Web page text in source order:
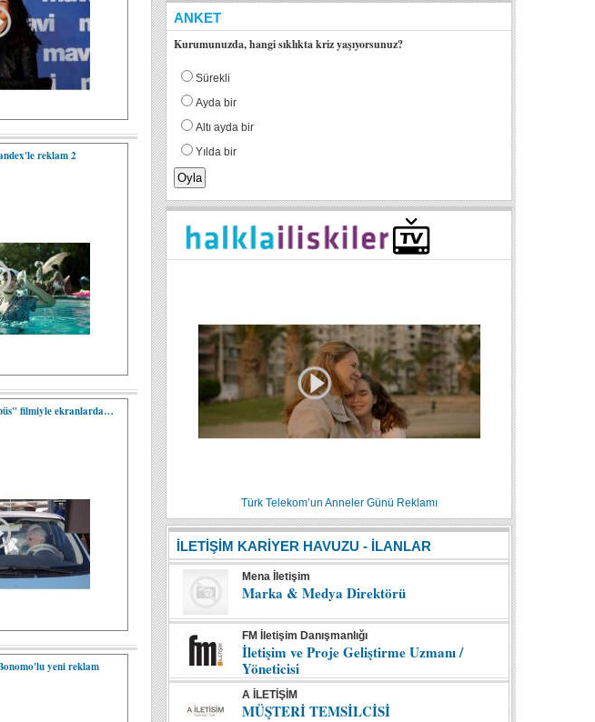
reklam 2
filmiyle ekranlarda…
yeni reklam
ANKET
Kurumunuzda, hangi sıklıkta kriz yaşıyorsunuz?
Sürekli
Ayda bir
Altı ayda bir
Yılda bir
Türk Telekom’un Anneler Günü Reklamı
İLETİŞİM KARİYER HAVUZU - İLANLAR
Mena İletişim
Marka & Medya Direktörü
FM İletişim Danışmanlığı
İletişim ve Proje Geliştirme Uzmanı /
Yöneticisi
A İLETİŞİM
MÜŞTERİ TEMSİLCİSİ